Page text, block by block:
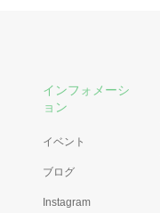
インフォメーシ
ョン
イベント
ブログ
Instagram